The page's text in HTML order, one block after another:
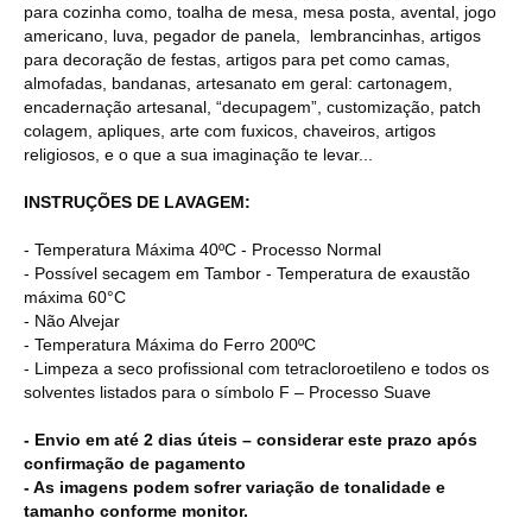
para cozinha como, toalha de mesa, mesa posta, avental, jogo
americano, luva, pegador de panela, lembrancinhas, artigos
para decoração de festas, artigos para pet como camas,
almofadas, bandanas, artesanato em geral: cartonagem,
encadernação artesanal, “decupagem”, customização, patch
colagem, apliques, arte com fuxicos, chaveiros, artigos
religiosos, e o que a sua imaginação te levar...
INSTRUÇÕES DE LAVAGEM:
- Temperatura Máxima 40ºC - Processo Normal
- Possível secagem em Tambor - Temperatura de exaustão
máxima 60°C
- Não Alvejar
- Temperatura Máxima do Ferro 200ºC
- Limpeza a seco profissional com tetracloroetileno e todos os
solventes listados para o símbolo F – Processo Suave
- Envio em até 2 dias úteis – considerar este prazo após
confirmação de pagamento
- As imagens podem sofrer variação de tonalidade e
tamanho conforme monitor.